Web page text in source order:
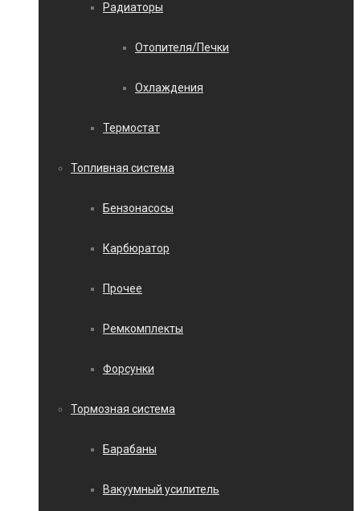
Радиаторы
Отопителя/Печки
Охлаждения
Термостат
Топливная система
Бензонасосы
Карбюратор
Прочее
Ремкомплекты
Форсунки
Тормозная система
Барабаны
Вакуумный усилитель